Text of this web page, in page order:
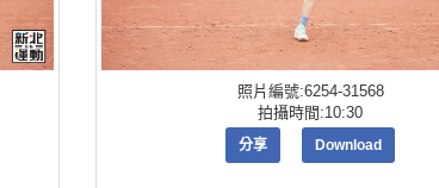
照片編號:6254-31568
拍攝時間:10:30
分享 Download